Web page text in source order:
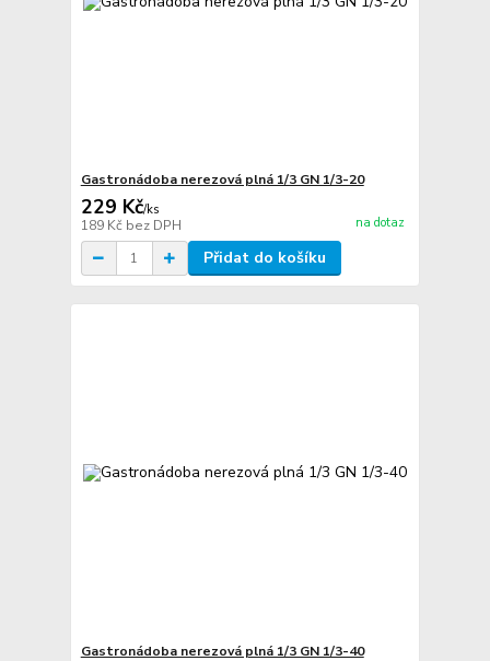
Gastronádoba nerezová plná 1/3 GN 1/3-20
229 Kč/ks
189 Kč bez DPH na dotaz
Přidat do košíku
Gastronádoba nerezová plná 1/3 GN 1/3-40